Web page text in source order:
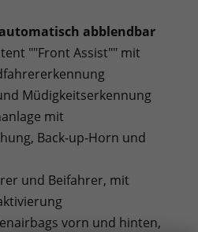
abblendbar
""Front Assist"" mit
Müdigkeitserkennung
mit
Back-up-Horn und
und Beifahrer, mit
vorn und hinten,